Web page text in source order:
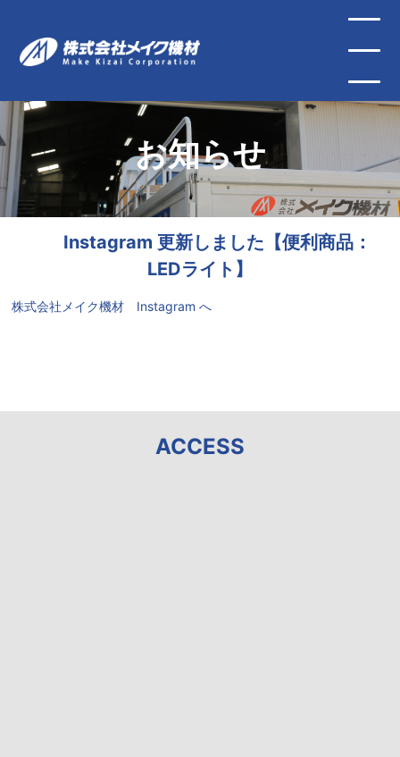
お知らせ
Instagram 更新しました【便利商品：
LEDライト】
株式会社メイク機材 Instagram へ
ACCESS